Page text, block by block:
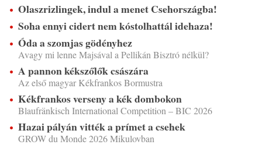
Olaszrizlingek, indul a menet Csehországba!
Soha ennyi cidert nem kóstolhattál idehaza!
Óda a szomjas gödényhez
Avagy mi lenne Majsával a Pellikán Bisztró nélkül?
A pannon kékszőlők császára
Az első magyar Kékfrankos Bormustra
Kékfrankos verseny a kék dombokon
Blaufränkisch International Competition – BIC 2026
Hazai pályán vitték a prímet a csehek
GROW du Monde 2026 Mikulovban